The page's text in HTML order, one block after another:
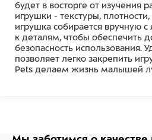
будет в восторге от изучения
игрушки - текстуры,
игрушка собирается вручную
к деталям, чтобы обеспечить
безопасность использования.
позволяет легко закрепить
Pets делаем жизнь малышей
воловьей кожи 5%